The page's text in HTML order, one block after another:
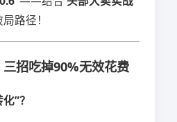
路径！
招吃掉90%无效花费​
”？​